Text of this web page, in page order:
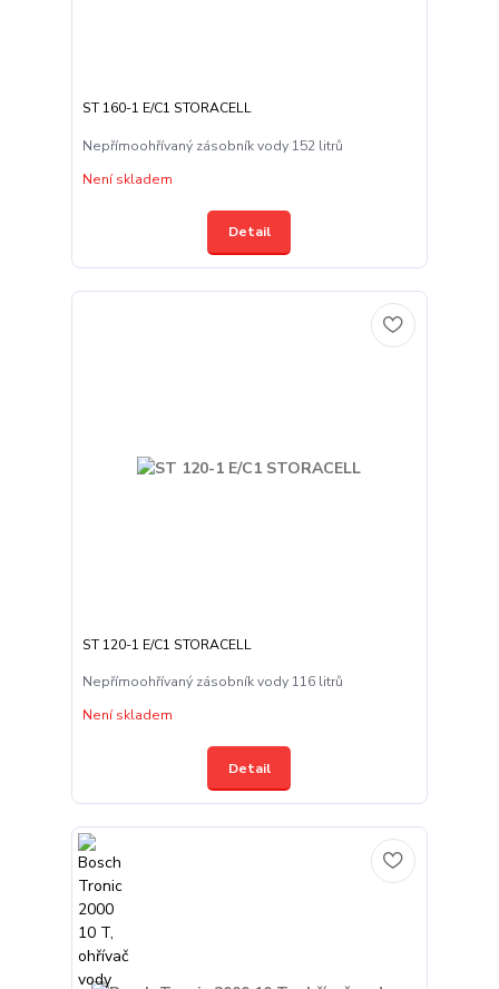
ST 160-1 E/C1 STORACELL
Nepřímoohřívaný zásobník vody 152 litrů
Není skladem
Detail
ST 120-1 E/C1 STORACELL
Nepřímoohřívaný zásobník vody 116 litrů
Není skladem
Detail